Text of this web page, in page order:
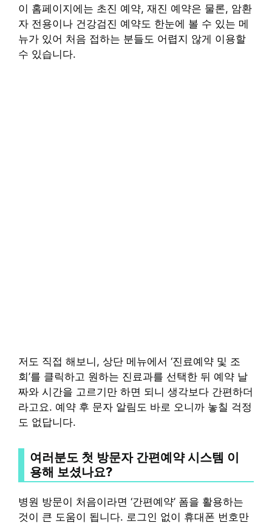
이 홈페이지에는 초진 예약, 재진 예약은 물론, 암환
자 전용이나 건강검진 예약도 한눈에 볼 수 있는 메
뉴가 있어 처음 접하는 분들도 어렵지 않게 이용할
수 있습니다.
저도 직접 해보니, 상단 메뉴에서 ‘진료예약 및 조
회’를 클릭하고 원하는 진료과를 선택한 뒤 예약 날
짜와 시간을 고르기만 하면 되니 생각보다 간편하더
라고요. 예약 후 문자 알림도 바로 오니까 놓칠 걱정
도 없답니다.
여러분도 첫 방문자 간편예약 시스템 이
용해 보셨나요?
병원 방문이 처음이라면 ‘간편예약’ 폼을 활용하는
것이 큰 도움이 됩니다. 로그인 없이 휴대폰 번호만